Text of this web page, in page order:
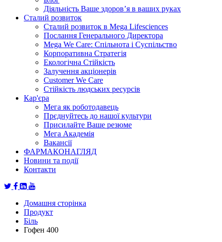
Діяльність Ваше здоров’я в ваших руках
Сталий розвиток
Сталий розвиток в Mega Lifesciences
Послання Генерального Директора
Mega We Care: Спільнота і Суспільство
Корпоративна Стратегія
Екологічна Стійкість
Залучення акціонерів
Customer We Care
Стійкість людських ресурсів
Кар'єра
Мега як роботодавець
Прєднуйтесь до нашої культури
Присилайте Ваше резюме
Мега Академія
Вакансії
ФАРМАКОНАГЛЯД
Новини та події
Контакти
Домашня сторінка
Продукт
Біль
Гофен 400